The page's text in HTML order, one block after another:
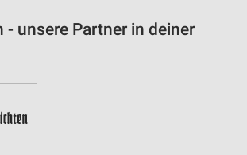
- unsere Partner in deiner